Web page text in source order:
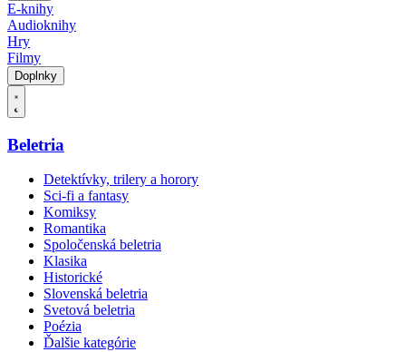
E-knihy
Audioknihy
Hry
Filmy
Doplnky
Beletria
Detektívky, trilery a horory
Sci-fi a fantasy
Komiksy
Romantika
Spoločenská beletria
Klasika
Historické
Slovenská beletria
Svetová beletria
Poézia
Ďalšie kategórie